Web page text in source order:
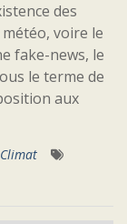
des
voire le
fake-news, le
le terme de
aux